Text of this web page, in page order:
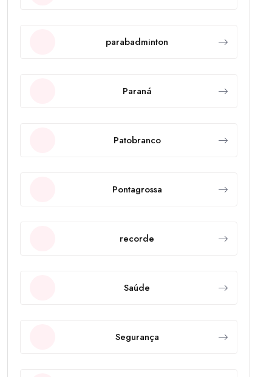
parabadminton
Paraná
Patobranco
Pontagrossa
recorde
Saúde
Segurança